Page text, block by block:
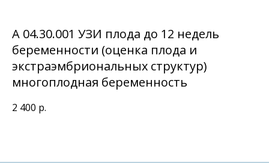
А 04.30.001 УЗИ плода до 12 недель
беременности (оценка плода и
экстраэмбриональных структур)
многоплодная беременность
2 400 р.